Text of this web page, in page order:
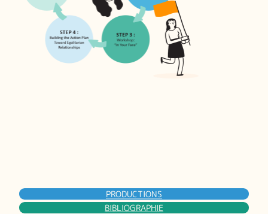
PRODUCTIONS
BIBLIOGRAPHIE